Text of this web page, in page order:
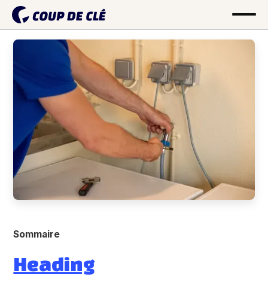
Sommaire
Heading